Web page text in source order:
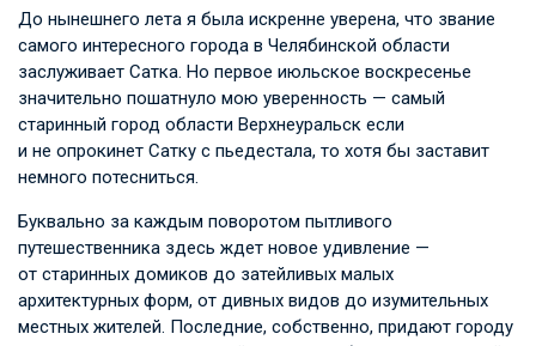
До нынешнего лета я была искренне уверена, что звание
самого интересного города в Челябинской области
заслуживает Сатка. Но первое июльское воскресенье
значительно пошатнуло мою уверенность — самый
старинный город области Верхнеуральск если
и не опрокинет Сатку с пьедестала, то хотя бы заставит
немного потесниться.
Буквально за каждым поворотом пытливого
путешественника здесь ждет новое удивление —
от старинных домиков до затейливых малых
архитектурных форм, от дивных видов до изумительных
местных жителей. Последние, собственно, придают городу